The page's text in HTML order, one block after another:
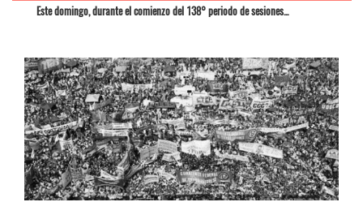
Este domingo, durante el comienzo del 138° periodo de sesiones...